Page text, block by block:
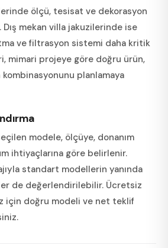
ölçü, tesisat ve dekorasyon
Dış mekan villa jakuzilerinde ise
ve filtrasyon sistemi daha kritik
mimari projeye göre doğru ürün,
planlamaya
modele, ölçüye, donanım
ihtiyaçlarına göre belirlenir.
standart modellerin yanında
de değerlendirilebilir. Ücretsiz
için doğru modeli ve net teklif